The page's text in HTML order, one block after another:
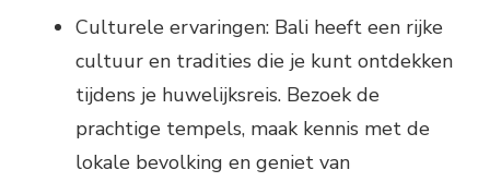
Culturele ervaringen: Bali heeft een rijke
cultuur en tradities die je kunt ontdekken
tijdens je huwelijksreis. Bezoek de
prachtige tempels, maak kennis met de
lokale bevolking en geniet van